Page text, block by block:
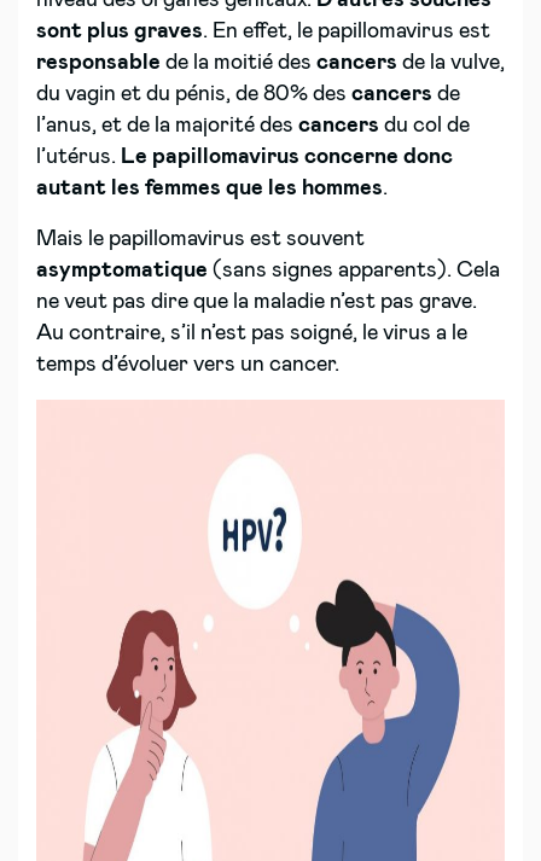
sont plus graves. En effet, le papillomavirus est
responsable de la moitié des cancers de la vulve,
du vagin et du pénis, de 80% des cancers de
l’anus, et de la majorité des cancers du col de
l’utérus. Le papillomavirus concerne donc
autant les femmes que les hommes.
Mais le papillomavirus est souvent
asymptomatique (sans signes apparents). Cela
ne veut pas dire que la maladie n’est pas grave.
Au contraire, s’il n’est pas soigné, le virus a le
temps d’évoluer vers un cancer.